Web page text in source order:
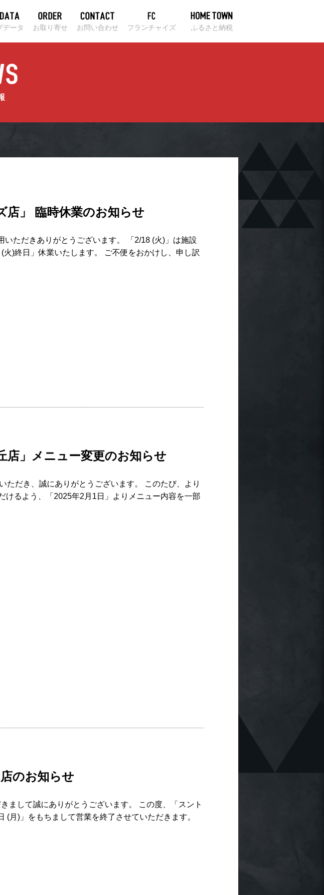
データ お取り寄せ お問い合わせ フランチャイズ ふるさと納税
店」 臨時休業のお知らせ
ただきありがとうございます。 「2/18 (火)」は施設
)終日」休業いたします。 ご不便をおかけし、申し訳
店」メニュー変更のお知らせ
ただき、誠にありがとうございます。 このたび、より
けるよう、「2025年2月1日」よりメニュー内容を一部
のお知らせ
まして誠にありがとうございます。 この度、「スント
月)」をもちまして営業を終了させていただきます。